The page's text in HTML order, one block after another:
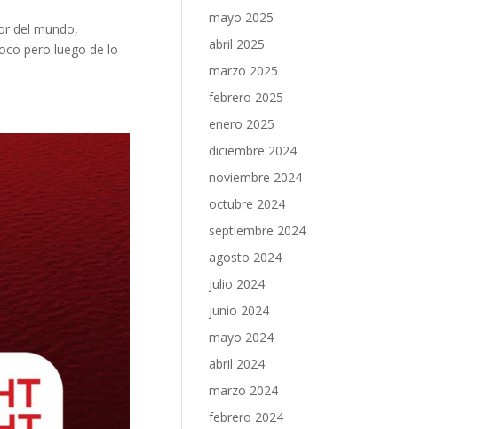
del mundo,
pero luego de lo
mayo 2025
abril 2025
marzo 2025
febrero 2025
enero 2025
diciembre 2024
noviembre 2024
octubre 2024
septiembre 2024
agosto 2024
julio 2024
junio 2024
mayo 2024
abril 2024
marzo 2024
febrero 2024